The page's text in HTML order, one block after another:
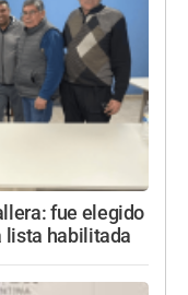
fue elegido
lista habilitada